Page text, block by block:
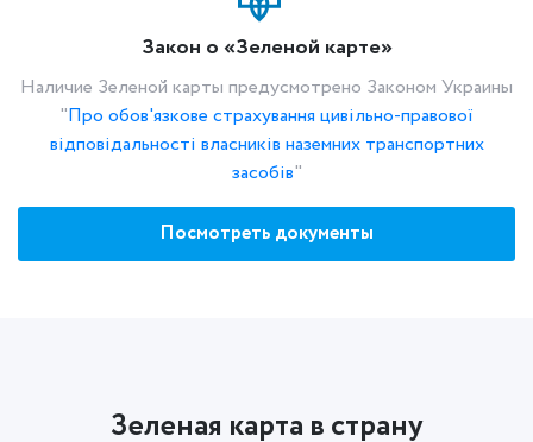
Закон о «Зеленой карте»
Наличие Зеленой карты предусмотрено Законом Украины
"Про обов'язкове страхування цивільно-правової
відповідальності власників наземних транспортних
засобів"
Посмотреть документы
Зеленая карта в страну